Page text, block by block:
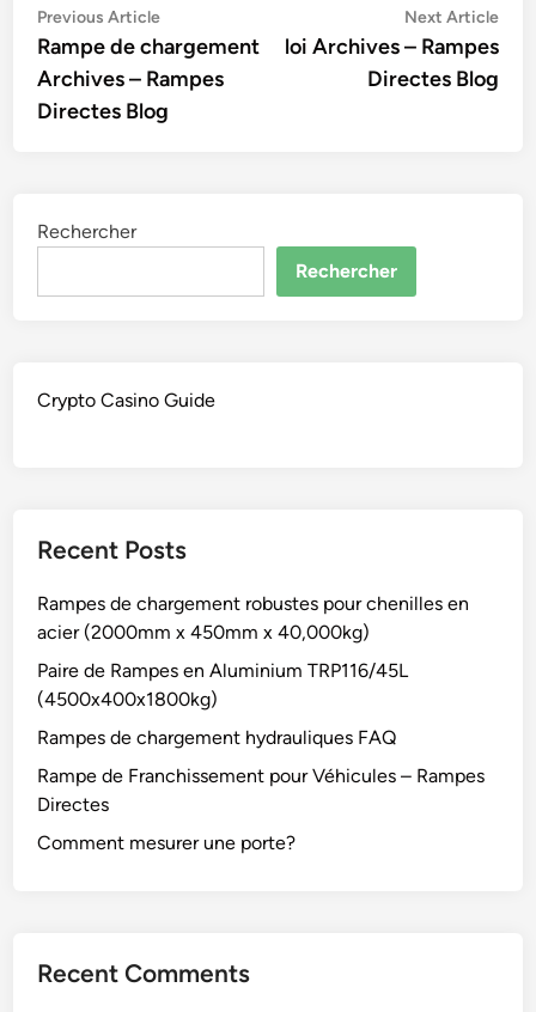
Navigation
de
l’article
Previous ArticlePrevious
article:
Rampe de chargement
Archives – Rampes
Directes Blog
Next Article
loi Archives – Rampes
Directes Blog
Rechercher
Rechercher
Crypto Casino Guide
Recent Posts
Rampes de chargement robustes pour chenilles en
acier (2000mm x 450mm x 40,000kg)
Paire de Rampes en Aluminium TRP116/45L
(4500x400x1800kg)
Rampes de chargement hydrauliques FAQ
Rampe de Franchissement pour Véhicules – Rampes
Directes
Comment mesurer une porte?
Recent Comments